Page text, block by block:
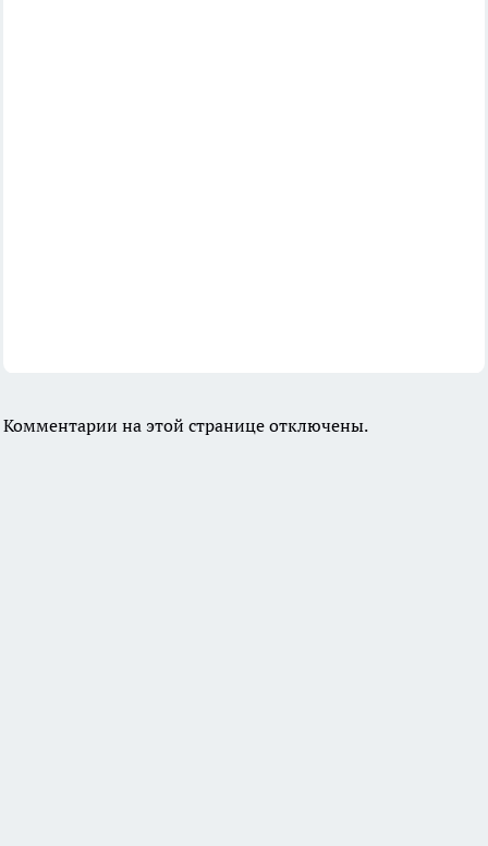
Комментарии на этой странице отключены.